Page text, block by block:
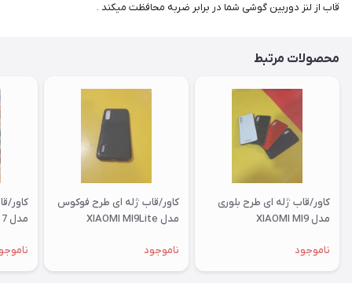
قاب از لنز دوربین گوشی شما در برابر ضربه محافظت میکند .
محصولات مرتبط
کاور/قاب ژله ای طرح بلوری
مدل XIAOMI MI9
ناموجود
کاور/قاب ژله ای طرح فوکوس
مدل XIAOMI MI9Lite
ناموجود
کاور/
مدل XIAOMI RM 7